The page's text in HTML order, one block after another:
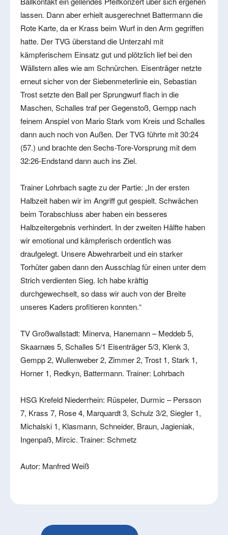
lassen. Dann aber erhielt ausgerechnet Battermann die
Rote Karte, da er Krass beim Wurf in den Arm gegriffen
hatte. Der TVG überstand die Unterzahl mit
kämpferischem Einsatz gut und plötzlich lief bei den
Wällstern alles wie am Schnürchen. Eisenträger netzte
erneut sicher von der Siebenmeterlinie ein, Sebastian
Trost setzte den Ball per Sprungwurf flach in die
Maschen, Schalles traf per Gegenstoß, Gempp nach
feinem Anspiel von Mario Stark vom Kreis und Schalles
dann auch noch von Außen. Der TVG führte mit 30:24
(57.) und brachte den Sechs-Tore-Vorsprung mit dem
32:26-Endstand dann auch ins Ziel.
Trainer Lohrbach sagte zu der Partie: „In der ersten
Halbzeit haben wir im Angriff gut gespielt. Schwächen
beim Torabschluss aber haben ein besseres
Halbzeitergebnis verhindert. In der zweiten Hälfte haben
wir emotional und kämpferisch ordentlich was
draufgelegt. Unsere Abwehrarbeit und ein starker
Torhüter gaben dann den Ausschlag für einen unter dem
Strich verdienten Sieg. Ich habe kräftig
durchgewechselt, so dass wir auch von der Breite
unseres Kaders profitieren konnten.“
TV Großwallstadt: Minerva, Hanemann – Meddeb 5,
Skaarnæs 5, Schalles 5/1 Eisenträger 5/3, Klenk 3,
Gempp 2, Wullenweber 2, Zimmer 2, Trost 1, Stark 1,
Horner 1, Redkyn, Battermann. Trainer: Lohrbach
HSG Krefeld Niederrhein: Rüspeler, Durmic – Persson
7, Krass 7, Rose 4, Marquardt 3, Schulz 3/2, Siegler 1,
Michalski 1, Klasmann, Schneider, Braun, Jagieniak,
Ingenpaß, Mircic. Trainer: Schmetz
Autor: Manfred Weiß